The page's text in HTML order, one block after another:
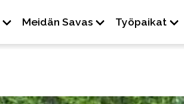
+ Kontrastitila
Meidän Savas Työpaikat